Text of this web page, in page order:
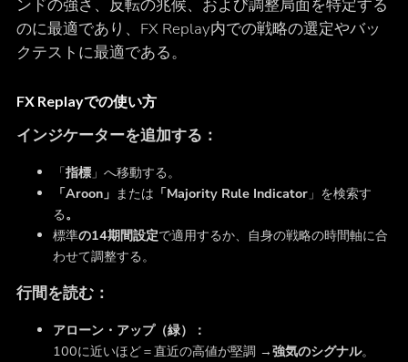
ンドの強さ、反転の兆候、および調整局面を特定する
のに最適であり、FX Replay内での戦略の選定やバッ
クテストに最適である。
FX Replayでの使い方
インジケーターを追加する：
「指標」へ移動する。
「Aroon」 または 「Majority Rule Indicator」を検索す
る。
標準の14期間設定で適用するか、自身の戦略の時間軸に合
わせて調整する。
行間を読む：
アローン・アップ（緑）：
100に近いほど＝直近の高値が堅調 →強気のシグナル。